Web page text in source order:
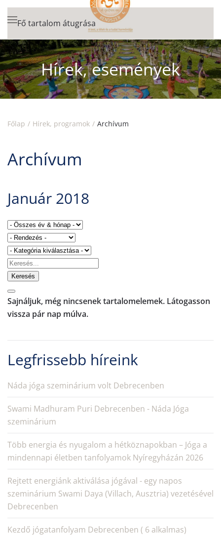
Fő tartalom átugrása
Hírek, események
Főlap Hírek, programok Archívum
Archívum
Január 2018
Keresés
Sajnáljuk, még nincsenek tartalomelemek. Látogasson
vissza pár nap múlva.
Legfrissebb híreink
Náda jóga szeminárium volt Debrecenben
Swami Madhuram Puri Debrecenben - Náda Jóga
szeminárium
Több energia és nyugalom a hétköznapokban – Jóga a
mindennapi életben tanfolyamok Nyíregyházán 2026
Rejtett energiánk aktiválása jógával - egy napos
szeminárium Swami Daya (Villach, Ausztria) vezetésével
Debrecenben
Kezdő jógatanfolyam Debrecenben ( 6 alkalmas)